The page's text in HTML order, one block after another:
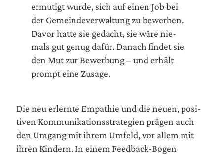
ermu­tigt wur­de, sich auf einen Job bei
der Gemein­de­ver­wal­tung zu bewer­ben.
Davor hat­te sie gedacht, sie wäre nie­
mals gut genug dafür. Danach fin­det sie
den Mut zur Bewer­bung – und erhält
prompt eine Zusage.
Die neu erlern­te Empa­thie und die neu­en, posi­
ti­ven Kom­mu­ni­ka­ti­ons­stra­te­gien prä­gen auch
den Umgang mit ihrem Umfeld, vor allem mit
ihren Kin­dern. In einem Feed­back-Bogen